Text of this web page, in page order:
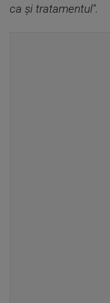
ca și tratamentul''.